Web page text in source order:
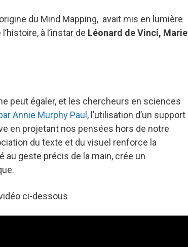
du Mind Mapping, avait mis en lumière
à l’instar de Léonard de Vinci, Marie
peut égaler, et les chercheurs en sciences
Annie Murphy Paul, l’utilisation d’un support
en projetant nos pensées hors de notre
du texte et du visuel renforce la
au geste précis de la main, crée un
ci-dessous